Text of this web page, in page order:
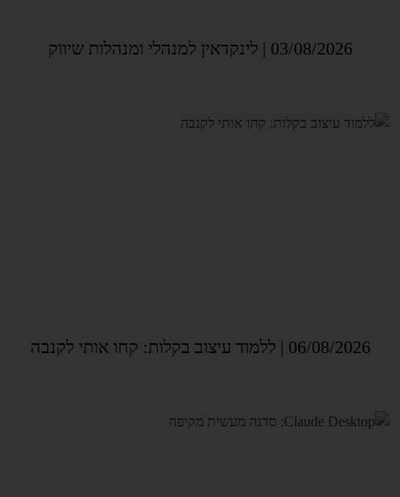
03/08/2026 | לינקדאין למנהלי ומנהלות שיווק
06/08/2026 | ללמוד עיצוב בקלות: קחו אותי לקנבה